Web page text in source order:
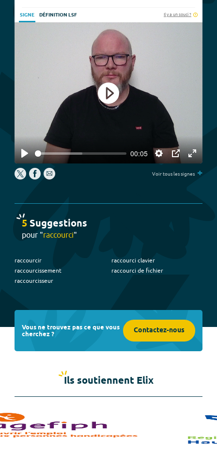
SIGNE DÉFINITION LSF Il y a un souci ?
Play
00:05
Settings
PIP
Enter
Play
Voir tous les signes +
5Suggestions
pour "raccourci"
raccourcir
raccourcissement
raccourcisseur
raccourci clavier
raccourci de fichier
Vous ne trouvez pas ce que vous
cherchez ? Contactez-nous
Ils soutiennent Elix